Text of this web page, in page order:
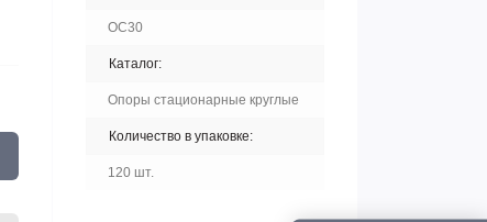
ОС30
Каталог:
Опоры стационарные круглые
Количество в упаковке:
120 шт.